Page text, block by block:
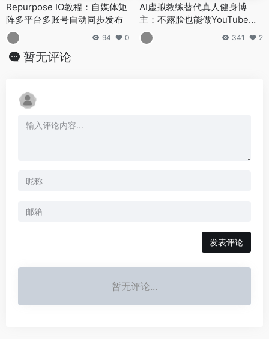
Repurpose IO教程：自媒体矩
阵多平台多账号自动同步发布
94 0
AI虚拟教练替代真人健身博
主：不露脸也能做YouTube健
身频道赚钱
341 2
暂无评论
发表评论
暂无评论...